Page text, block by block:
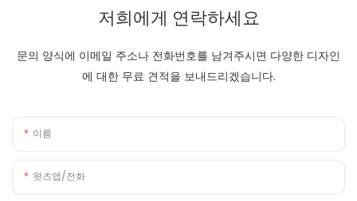
저희에게 연락하세요
문의 양식에 이메일 주소나 전화번호를 남겨주시면 다양한 디자인
에 대한 무료 견적을 보내드리겠습니다.
이름
왓츠앱/전화